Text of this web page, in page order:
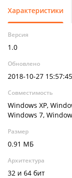
Характеристики
Версия
1.0
Обновлено
2018-10-27 15:57:45
Совместимость
Windows XP,
Windows 7,
Размер
0.91 МБ
Архитектура
32 и 64 бит